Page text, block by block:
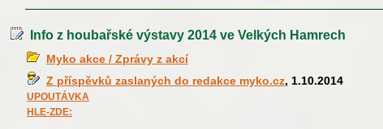
Info z houbařské výstavy 2014 ve Velkých Hamrech
Myko akce / Zprávy z akcí
Z příspěvků zaslaných do redakce myko.cz, 1.10.2014
UPOUTÁVKA
HLE-ZDE: